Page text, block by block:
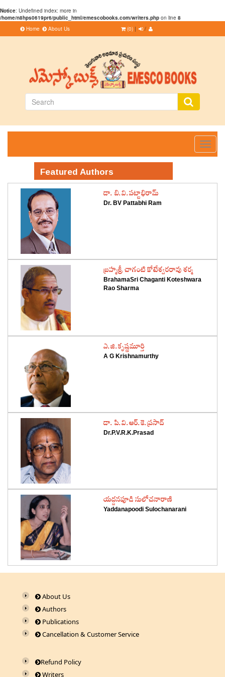
Notice: Undefined index: more in
/home/n8hps0619pr6/public_html/emescobooks.com/writers.php on line 8
Home
About Us (0) | /
Toggle
Featured Authors
డా. బి.వి.పట్టాభిరామ్
Dr. BV Pattabhi Ram
‌బ్రహ్మశ్రీ చాగంటి కోటేశ్వరరావు శర్మ
BrahamaSri Chaganti Koteshwara
Rao Sharma
‌ఎ.జి.కృష్ణమూర్తి
A G Krishnamurthy
‌డా. పి.వి.ఆర్‌.కె.ప్రసాద్‌
Dr.P.V.R.K.Prasad
‌యద్దనపూడి సులోచనారాణి
Yaddanapoodi Sulochanarani
About Us
Authors
Publications
Cancellation & Customer Service
Refund Policy
Writers